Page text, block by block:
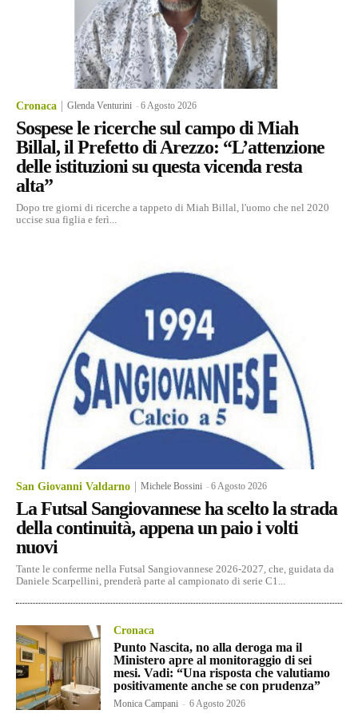
Cronaca Glenda Venturini -6 Agosto 2026
Sospese le ricerche sul campo di Miah
Billal, il Prefetto di Arezzo: “L’attenzione
delle istituzioni su questa vicenda resta
alta”
Dopo tre giorni di ricerche a tappeto di Miah Billal, l'uomo che nel 2020
uccise sua figlia e ferì...
San Giovanni Valdarno Michele Bossini -6 Agosto 2026
La Futsal Sangiovannese ha scelto la strada
della continuità, appena un paio i volti
nuovi
Tante le conferme nella Futsal Sangiovannese 2026-2027, che, guidata da
Daniele Scarpellini, prenderà parte al campionato di serie C1...
Cronaca
Punto Nascita, no alla deroga ma il
Ministero apre al monitoraggio di sei
mesi. Vadi: “Una risposta che valutiamo
positivamente anche se con prudenza”
Monica Campani - 6 Agosto 2026